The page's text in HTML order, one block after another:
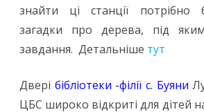
знайти ці станції потрібно
загадки про дерева, під
завдання. Детальніше тут
Двері бібліотеки -філії с. Буяни
ЦБС широко відкриті для дітей